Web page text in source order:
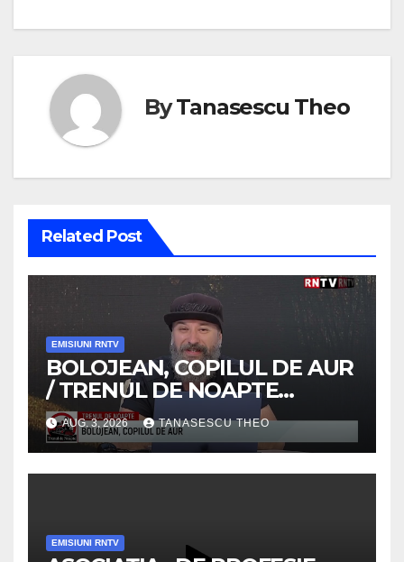
ByTanasescu Theo
Related Post
EMISIUNI RNTV
BOLOJEAN, COPILUL DE AUR
/ TRENUL DE NOAPTE
/VIDEO
AUG. 3, 2026 TANASESCU THEO
EMISIUNI RNTV